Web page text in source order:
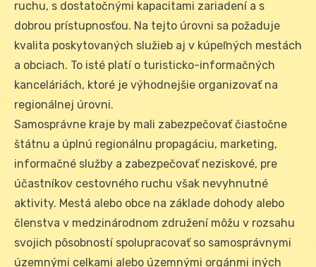
ruchu, s dostatočnými kapacitami zariadení a s
dobrou prístupnosťou. Na tejto úrovni sa požaduje
kvalita poskytovaných služieb aj v kúpeľných mestách
a obciach. To isté platí o turisticko-informačných
kanceláriách, ktoré je výhodnejšie organizovať na
regionálnej úrovni.
Samosprávne kraje by mali zabezpečovať čiastočne
štátnu a úplnú regionálnu propagáciu, marketing,
informačné služby a zabezpečovať neziskové, pre
účastníkov cestovného ruchu však nevyhnutné
aktivity. Mestá alebo obce na základe dohody alebo
členstva v medzinárodnom združení môžu v rozsahu
svojich pôsobností spolupracovať so samosprávnymi
územnými celkami alebo územnými orgánmi iných